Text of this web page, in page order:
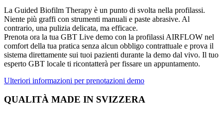
La Guided Biofilm Therapy è un punto di svolta nella profilassi.
Niente più graffi con strumenti manuali e paste abrasive. Al
contrario, una pulizia delicata, ma efficace.
Prenota ora la tua GBT Live demo con la profilassi AIRFLOW nel
comfort della tua pratica senza alcun obbligo contrattuale e prova il
sistema direttamente sui tuoi pazienti durante la demo dal vivo. Il tuo
esperto GBT locale ti ricontatterà per fissare un appuntamento.
Ulteriori informazioni per prenotazioni demo
QUALITÀ MADE IN SVIZZERA